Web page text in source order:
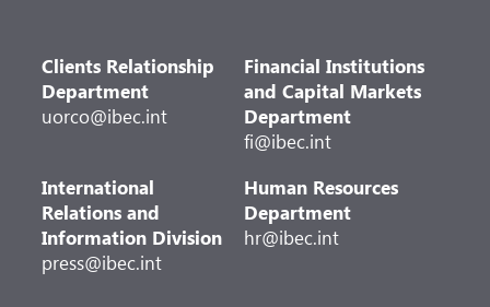
Clients Relationship
Department
uorco@ibec.int
Financial Institutions
and Capital Markets
Department
fi@ibec.int
International
Relations and
Information Division
press@ibec.int
Human Resources
Department
hr@ibec.int